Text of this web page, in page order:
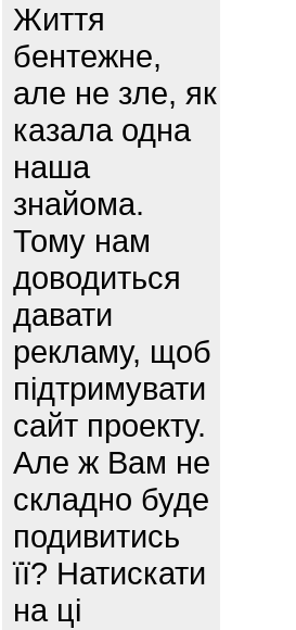
Життя
бентежне,
але не зле, як
казала одна
наша
знайома.
Тому нам
доводиться
давати
рекламу, щоб
підтримувати
сайт проекту.
Але ж Вам не
складно буде
подивитись
її? Натискати
на ці